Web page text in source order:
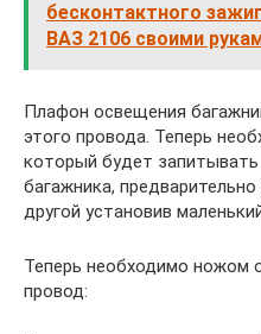
бесконтактного
ВАЗ 2106 своими
Плафон освещения
этого провода. Теперь
который будет
багажника,
другой установив
Теперь необходимо ножом
провод: